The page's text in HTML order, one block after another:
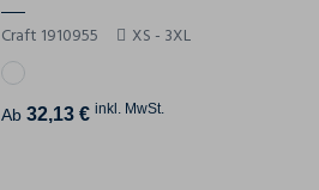
Craft 1910955 XS - 3XL
Ab32,13 € inkl. MwSt.